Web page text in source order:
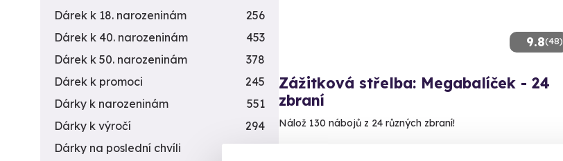
9.8(48)
Zážitková střelba: Megabalíček - 24
zbraní
Nálož 130 nábojů z 24 různých zbraní!
Dárek k 18. narozeninám
256
Dárek k 40. narozeninám
453
Dárek k 50. narozeninám
378
Dárek k promoci
245
Dárky k narozeninám
551
Dárky k výročí
294
Dárky na poslední chvíli
450